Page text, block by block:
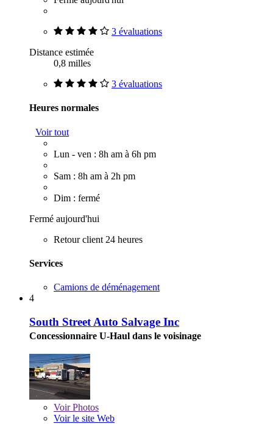
3 évaluations
Distance estimée
0,8 milles
3 évaluations
Heures normales
Voir tout
Lun - ven : 8h am à 6h pm
Sam : 8h am à 2h pm
Dim : fermé
Fermé aujourd'hui
Retour client 24 heures
Services
Camions de déménagement
4
South Street Auto Salvage Inc
Concessionnaire U-Haul dans le voisinage
VoirPhotos
Voir le site Web